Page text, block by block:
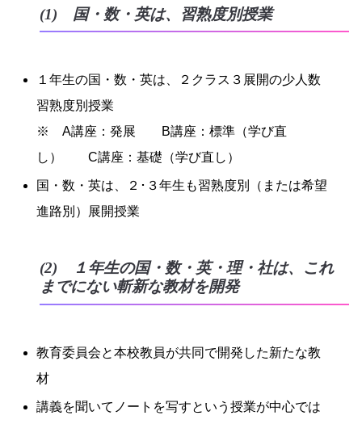
(1) 国・数・英は、習熟度別授業
１年生の国・数・英は、２クラス３展開の少人数
習熟度別授業
※ A講座：発展 B講座：標準（学び直
し） C講座：基礎（学び直し）
国・数・英は、２･３年生も習熟度別（または希望
進路別）展開授業
(2) １年生の国・数・英・理・社は、これ
までにない斬新な教材を開発
教育委員会と本校教員が共同で開発した新たな教
材
講義を聞いてノートを写すという授業が中心では